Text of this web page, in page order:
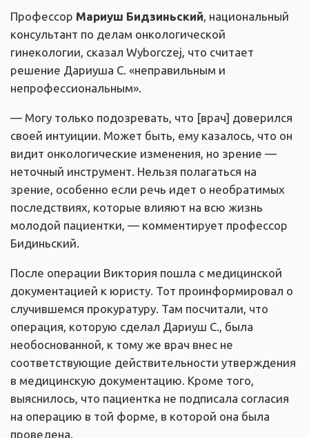
Профессор Мариуш Бидзиньский, национальный
консультант по делам онкологической
гинекологии, сказал Wyborczej, что считает
решение Дариуша С. «неправильным и
непрофессиональным».
— Могу только подозревать, что [врач] доверился
своей интуиции. Может быть, ему казалось, что он
видит онкологические изменения, но зрение —
неточный инструмент. Нельзя полагаться на
зрение, особенно если речь идет о необратимых
последствиях, которые влияют на всю жизнь
молодой пациентки, — комментирует профессор
Бидиньский.
После операции Виктория пошла с медицинской
документацией к юристу. Тот проинформировал о
случившемся прокуратуру. Там посчитали, что
операция, которую сделал Дариуш С., была
необоснованной, к тому же врач внес не
соответствующие действительности утверждения
в медицинскую документацию. Кроме того,
выяснилось, что пациентка не подписала согласия
на операцию в той форме, в которой она была
проведена.